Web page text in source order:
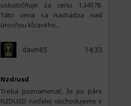
uskutočňuje za cenu 1.34578.
Táto cena sa nachádza nad
úrovňou kĺzavého...
davin65 14:33
Nzd/usd
Treba poznamenať, že po páre
NZDUSD naďalej obchodujeme v